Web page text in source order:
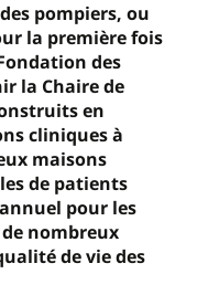
pompiers, ou
la première fois
des
la Chaire de
en
cliniques à
maisons
de patients
pour les
nombreux
de vie des